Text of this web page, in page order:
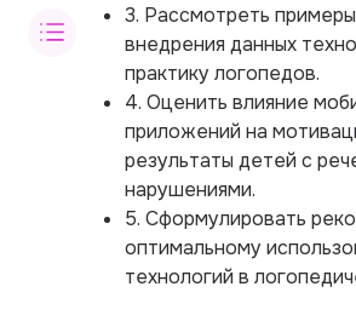
3. Рассмотреть
внедрения данных
практику логопедов.
4. Оценить влияние
приложений на
результаты детей с
нарушениями.
5. Сформулировать
оптимальному
технологий в